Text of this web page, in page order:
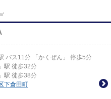
バス11分 「かくぜん」 停歩5分
」駅 徒歩32分
」駅 徒歩38分
下倉田町